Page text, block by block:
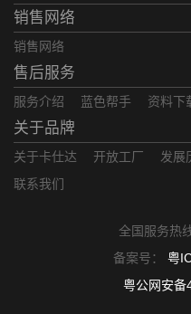
销售网络
销售网络
售后服务
服务介绍 蓝色帮手 资料下
关于品牌
关于卡仕达 开放工厂 发展
联系我们
全国服务热
备案号： 粤
粤公网安备